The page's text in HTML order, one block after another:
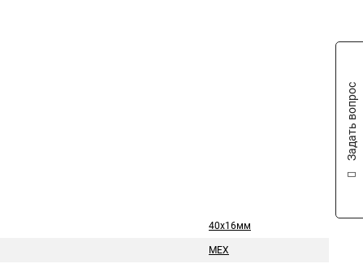
40х16мм
MEX
Задать вопрос